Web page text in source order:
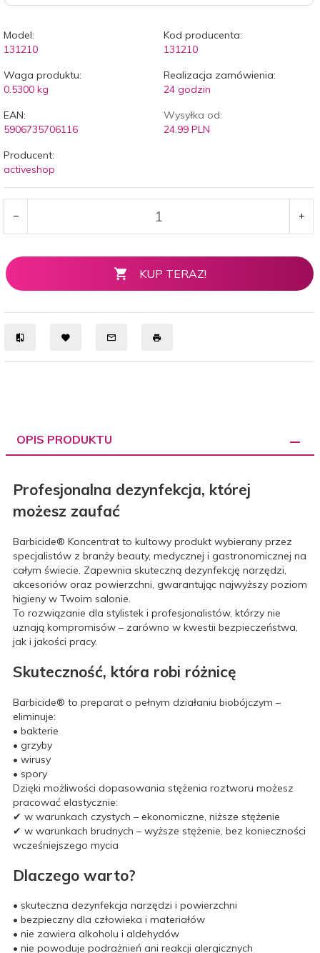
Model:
131210
Kod producenta:
131210
Waga produktu:
0.5300 kg
Realizacja zamówienia:
24 godzin
EAN:
5906735706116
Wysyłka od:
24.99 PLN
Producent:
activeshop
KUP TERAZ!
OPIS PRODUKTU
Profesjonalna dezynfekcja, której
możesz zaufać
Barbicide® Koncentrat to kultowy produkt wybierany przez
specjalistów z branży beauty, medycznej i gastronomicznej na
całym świecie. Zapewnia skuteczną dezynfekcję narzędzi,
akcesoriów oraz powierzchni, gwarantując najwyższy poziom
higieny w Twoim salonie.
To rozwiązanie dla stylistek i profesjonalistów, którzy nie
uznają kompromisów – zarówno w kwestii bezpieczeństwa,
jak i jakości pracy.
Skuteczność, która robi różnicę
Barbicide® to preparat o pełnym działaniu biobójczym –
eliminuje:
• bakterie
• grzyby
• wirusy
• spory
Dzięki możliwości dopasowania stężenia roztworu możesz
pracować elastycznie:
✔ w warunkach czystych – ekonomiczne, niższe stężenie
✔ w warunkach brudnych – wyższe stężenie, bez konieczności
wcześniejszego mycia
Dlaczego warto?
• skuteczna dezynfekcja narzędzi i powierzchni
• bezpieczny dla człowieka i materiałów
• nie zawiera alkoholu i aldehydów
• nie powoduje podrażnień ani reakcji alergicznych